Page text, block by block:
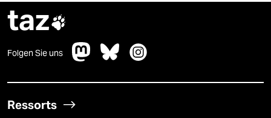
taz
Folgen Sie uns
Ressorts